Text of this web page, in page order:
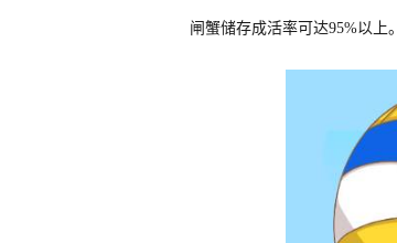
闸蟹储存成活率可达95%以上。